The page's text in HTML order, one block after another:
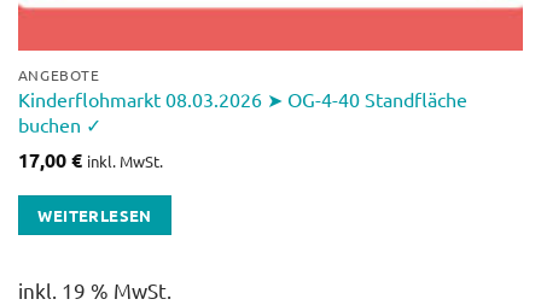
ANGEBOTE
Kinderflohmarkt 08.03.2026 ➤ OG-4-40 Standfläche
buchen ✓
17,00€ inkl. MwSt.
WEITERLESEN
inkl. 19 % MwSt.